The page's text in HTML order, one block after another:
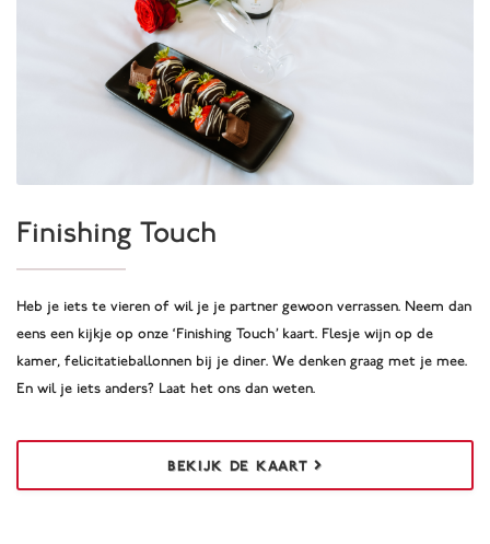
Finishing Touch
Heb je iets te vieren of wil je je partner gewoon verrassen. Neem dan
eens een kijkje op onze ‘Finishing Touch’ kaart. Flesje wijn op de
kamer, felicitatieballonnen bij je diner. We denken graag met je mee.
En wil je iets anders? Laat het ons dan weten.
BEKIJK DE KAART